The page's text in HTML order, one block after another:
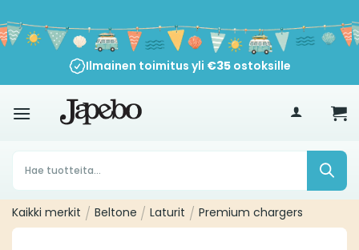
sisältöön
Ilmainen toimitus yli €35ostoksille
Products
search
Kaikki merkit / Beltone / Laturit / Premium chargers